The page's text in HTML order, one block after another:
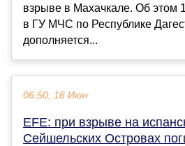
взрыве в Махачкале. Об этом
в ГУ МЧС по Республике
дополняется...
06:50, 16 Июн
EFE: при взрыве на
Сейшельских Островах